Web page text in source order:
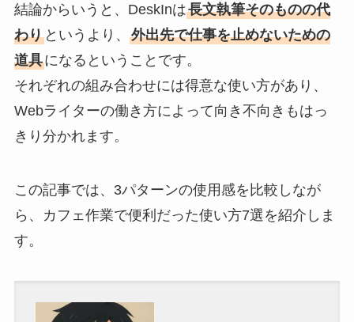
結論からいうと、DeskInは長文執筆そのものの代
わりというより、 外出先で仕事を止めないための
道具になるということです。
それぞれの組み合わせには得意な使い方があり、
Webライターの働き方によって向き不向きもはっ
きり分かれます。
この記事では、3パターンの使用感を比較しなが
ら、カフェ作業で便利だった使い方7選を紹介しま
す。